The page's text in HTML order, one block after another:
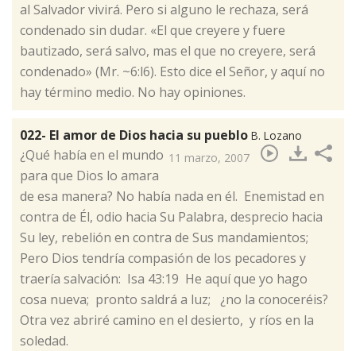
al Salvador vivirá. Pero si alguno le rechaza, será
condenado sin dudar. «El que creyere y fuere
bautizado, será salvo, mas el que no creyere, será
condenado» (Mr. ~6:l6). Esto dice el Señor, y aquí no
hay término medio. No hay opiniones.
022- El amor de Dios hacia su pueblo B. Lozano
11 marzo, 2007
​¿Qué había en el mundo
para que Dios lo amara
de esa manera? No había nada en él. Enemistad en
contra de Él, odio hacia Su Palabra, desprecio hacia
Su ley, rebelión en contra de Sus mandamientos;
Pero Dios tendría compasión de los pecadores y
traería salvación: Isa 43:19 He aquí que yo hago
cosa nueva; pronto saldrá a luz; ¿no la conoceréis?
Otra vez abriré camino en el desierto, y ríos en la
soledad.